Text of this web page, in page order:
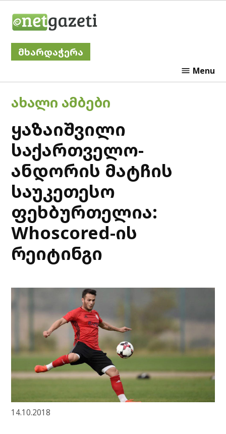
მხარდაჭერა
Menu
POSTED
ᲐᲮᲐᲚᲘ ᲐᲛᲑᲔᲑᲘ
ყაზაიშვილი
საქართველო-
ანდორის მატჩის
საუკეთესო
ფეხბურთელია:
Whoscored-ის
რეიტინგი
14.10.2018